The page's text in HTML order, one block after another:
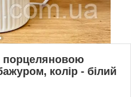
порцеляновою
колір - білий